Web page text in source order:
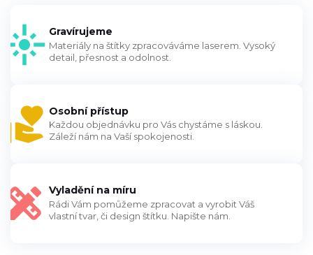
Gravírujeme
Materiály na štítky zpracováváme laserem. Vysoký
detail, přesnost a odolnost.
Osobní přístup
Každou objednávku pro Vás chystáme s láskou.
Záleží nám na Vaší spokojenosti.
Vyladění na míru
Rádi Vám pomůžeme zpracovat a vyrobit Váš
vlastní tvar, či design štítku. Napište nám.